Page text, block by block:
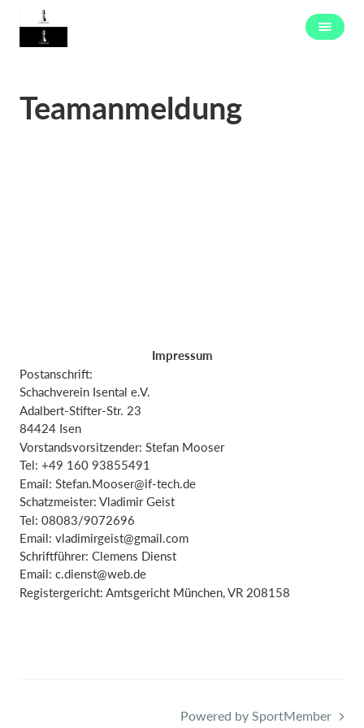
Teamanmeldung
Impressum
Postanschrift:
Schachverein Isental e.V.
Adalbert-Stifter-Str. 23
84424 Isen
Vorstandsvorsitzender: Stefan Mooser
Tel: +49 160 93855491
Email: Stefan.Mooser@if-tech.de
Schatzmeister: Vladimir Geist
Tel: 08083/9072696
Email: vladimirgeist@gmail.com
Schriftführer: Clemens Dienst
Email: c.dienst@web.de
Registergericht: Amtsgericht München, VR 208158
Powered by SportMember